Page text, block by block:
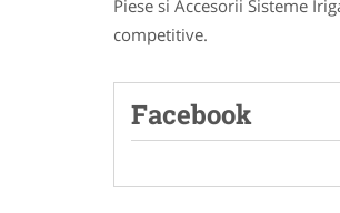
Piese si Accesorii Sisteme
competitive.
Facebook